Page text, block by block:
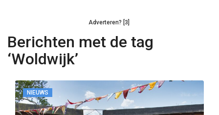
Adverteren? [3]
Berichten met de tag
‘Woldwijk’
NIEUWS